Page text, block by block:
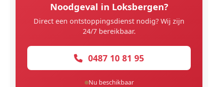
Noodgeval in Loksbergen?
Direct een ontstoppingsdienst nodig? Wij zijn
24/7 bereikbaar.
0487 10 81 95
Nu beschikbaar